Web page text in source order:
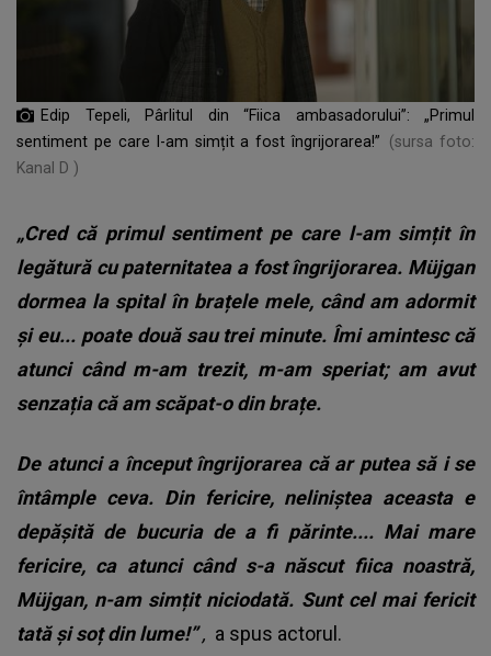
Edip Tepeli, Pârlitul din “Fiica ambasadorului”: „Primul
sentiment pe care l-am simțit a fost îngrijorarea!”
(sursa foto:
Kanal D )
„Cred că primul sentiment pe care l-am simțit în
legătură cu paternitatea a fost îngrijorarea. Müjgan
dormea la spital în brațele mele, când am adormit
și eu... poate două sau trei minute. Îmi amintesc că
atunci când m-am trezit, m-am speriat; am avut
senzația că am scăpat-o din brațe.
De atunci a început îngrijorarea că ar putea să i se
întâmple ceva. Din fericire, neliniștea aceasta e
depășită de bucuria de a fi părinte.... Mai mare
fericire, ca atunci când s-a născut fiica noastră,
Müjgan, n-am simțit niciodată. Sunt cel mai fericit
tată și soț din lume!”, a spus actorul.